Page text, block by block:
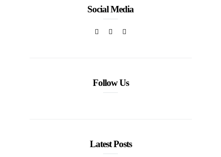
Social Media
Follow Us
Latest Posts